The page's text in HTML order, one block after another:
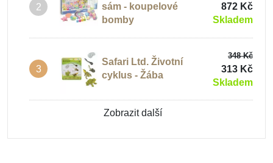
2
sám - koupelové
bomby
872 Kč
Skladem
3
Safari Ltd. Životní
cyklus - Žába
348 Kč
313 Kč
Skladem
Zobrazit další